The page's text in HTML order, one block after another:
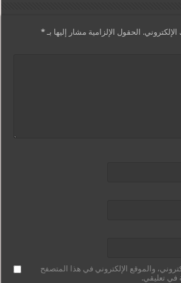
الحقول الإلزامية مشار إليها بـ*
والموقع الإلكتروني في هذا المتصفح
في تعليقي.